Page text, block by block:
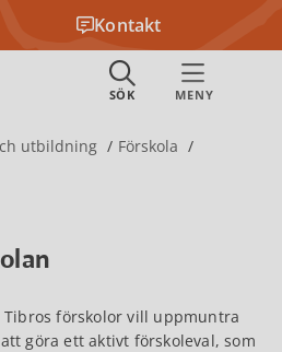
Kontakt
utbildning
Förskola
förskolor vill uppmuntra
göra ett aktivt förskoleval, som